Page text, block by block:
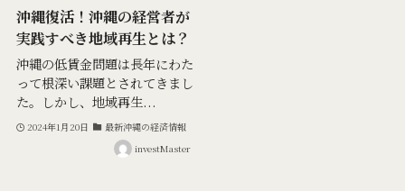
沖縄復活！沖縄の経営者が
実践すべき地域再生とは？
沖縄の低賃金問題は長年にわた
って根深い課題とされてきまし
た。しかし、地域再生...
2024年1月20日
最新沖縄の経済情報
investMaster